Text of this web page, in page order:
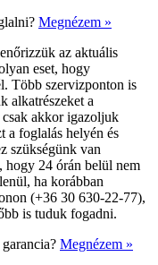
Megnézem »
az aktuális
eset, hogy
Több szervizponton is
alkatrészeket a
akkor igazoljuk
a foglalás helyén és
szükségünk van
hogy 24 órán belül nem
ha korábban
(+36 30 630-22-77),
is tuduk fogadni.
Megnézem »